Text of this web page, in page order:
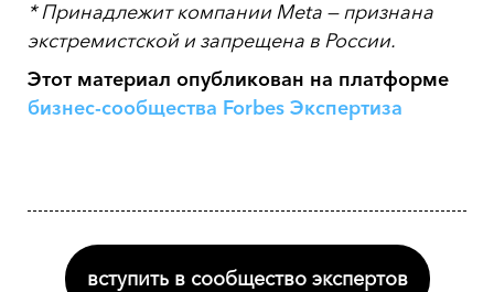
* Принадлежит компании Meta — признана
экстремистской и запрещена в России.
Этот материал опубликован на платформе
бизнес-сообщества Forbes Экспертиза
вступить в сообщество экспертов